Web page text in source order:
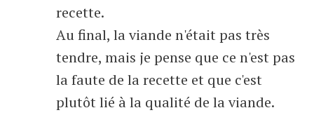
recette.
Au final, la viande n'était pas très
tendre, mais je pense que ce n'est pas
la faute de la recette et que c'est
plutôt lié à la qualité de la viande.